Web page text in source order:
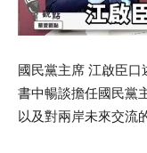
國民黨主席 江啟臣口
書中暢談擔任國民黨
以及對兩岸未來交流